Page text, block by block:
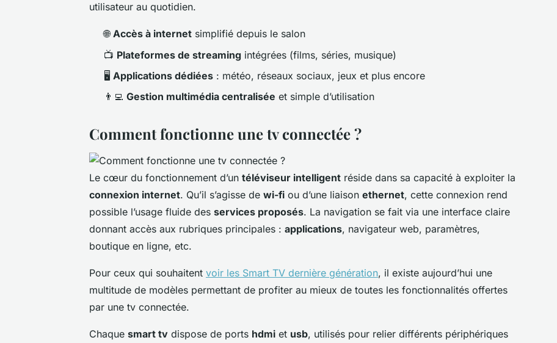
utilisateur au quotidien.
🌐Accès à internet simplifié depuis le salon
📺 Plateformes de streaming intégrées (films, séries, musique)
🖥️ Applications dédiées : météo, réseaux sociaux, jeux et plus encore
👨‍💻 Gestion multimédia centralisée et simple d’utilisation
Comment fonctionne une tv connectée ?
Le cœur du fonctionnement d’un téléviseur intelligent réside dans sa capacité à exploiter la
connexion internet. Qu’il s’agisse de wi-fi ou d’une liaison ethernet, cette connexion rend
possible l’usage fluide des services proposés. La navigation se fait via une interface claire
donnant accès aux rubriques principales : applications, navigateur web, paramètres,
boutique en ligne, etc.
Pour ceux qui souhaitent voir les Smart TV dernière génération, il existe aujourd’hui une
multitude de modèles permettant de profiter au mieux de toutes les fonctionnalités offertes
par une tv connectée.
Chaque smart tv dispose de ports hdmi et usb, utilisés pour relier différents périphériques